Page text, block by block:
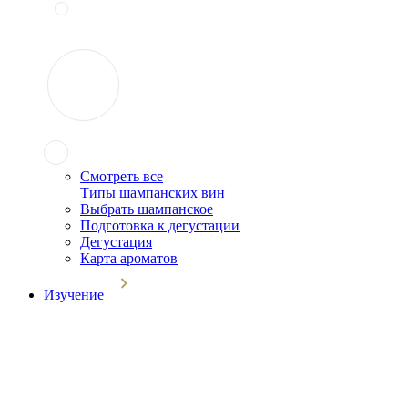
Смотреть все
Типы шампанских вин
Выбрать шампанское
Подготовка к дегустации
Дегустация
Карта ароматов
Изучение